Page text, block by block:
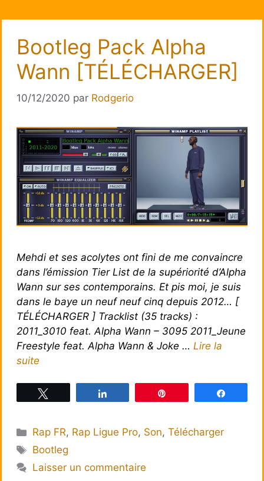
Bootleg Pack Alpha
Wann [TÉLÉCHARGER]
10/12/2020 par Rodgerio
Mehdi et ses acolytes ont fini de me convaincre
dans l’émission Tier List de la supériorité d’Alpha
Wann sur ses contemporains. Et pis moi, je suis
dans le baye un neuf neuf cinq depuis 2012… [
TÉLÉCHARGER ] Tracklist (35 tracks) :
2011_3010 feat. Alpha Wann – 3095 2011_Jeune
Freestyle feat. Alpha Wann & Joke … Lire la
suite
Catégories
Rap FR, Rap Ligue Pro, Son,Télécharger
Étiquettes
Bootleg
Laisser un commentaire